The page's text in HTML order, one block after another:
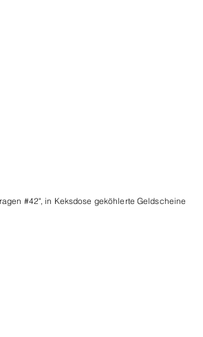
#42", in Keksdose geköhlerte Geldscheine